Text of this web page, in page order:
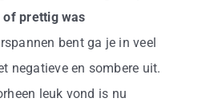
prettig was
bent ga je in veel
negatieve en sombere uit.
leuk vond is nu